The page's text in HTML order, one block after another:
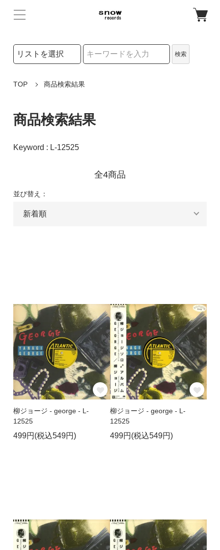
検索リストの選択
検索
TOP 商品検索結果
商品検索結果
Keyword : L-12525
全4商品
並び替え：
柳ジョージ - george - L-
12525
499円(税込549円)
柳ジョージ - george - L-
12525
499円(税込549円)